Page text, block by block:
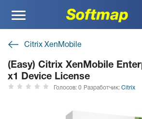
Меню
Citrix XenMobile
(Easy) Citrix XenMobile
x1 Device License
Голосов: 0 Разработчик: Citrix